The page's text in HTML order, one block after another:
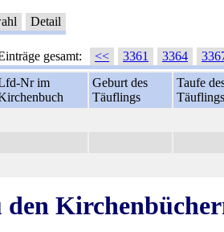
Detail
gesamt: << 3361 3364
Nr im
Geburt des
Täuflings
Taufe
Täuflings
den